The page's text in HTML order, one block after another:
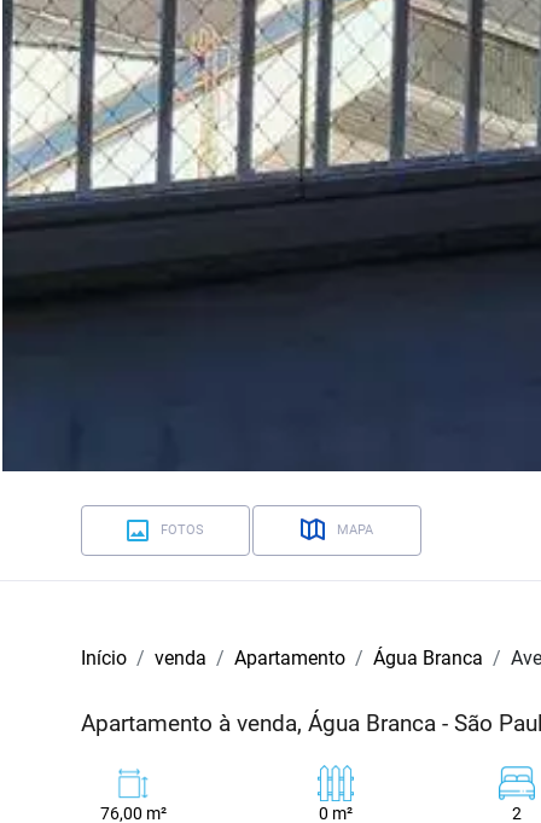
FOTOS MAPA
Início venda Apartamento Água Branca
Apartamento à venda, Água Branca - São
76,00 m² 0 m² 2